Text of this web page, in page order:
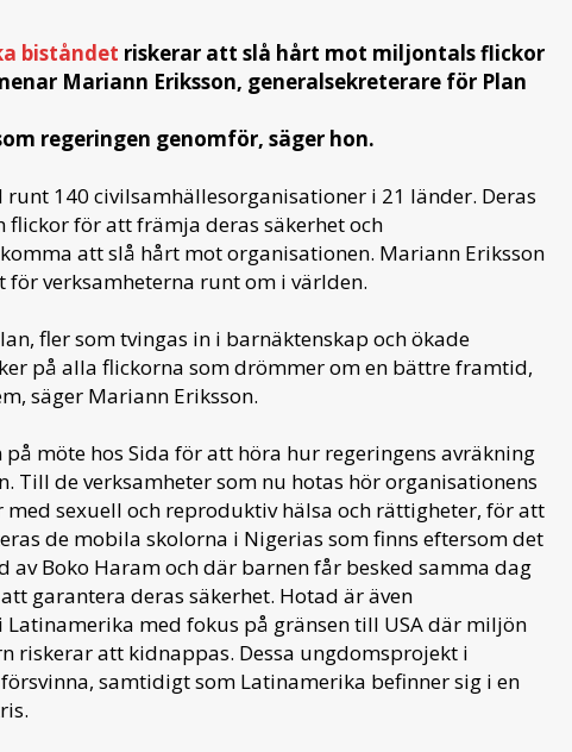
biståndet riskerar att slå hårt mot miljontals flickor
Mariann Eriksson, generalsekreterare för Plan
regeringen genomför, säger hon.
140 civilsamhällesorganisationer i 21 länder. Deras
för att främja deras säkerhet och
att slå hårt mot organisationen. Mariann Eriksson
verksamheterna runt om i världen.
fler som tvingas in i barnäktenskap och ökade
på alla flickorna som drömmer om en bättre framtid,
säger Mariann Eriksson.
möte hos Sida för att höra hur regeringens avräkning
Till de verksamheter som nu hotas hör organisationens
sexuell och reproduktiv hälsa och rättigheter, för att
de mobila skolorna i Nigerias som finns eftersom det
av Boko Haram och där barnen får besked samma dag
garantera deras säkerhet. Hotad är även
med fokus på gränsen till USA där miljön
riskerar att kidnappas. Dessa ungdomsprojekt i
samtidigt som Latinamerika befinner sig i en